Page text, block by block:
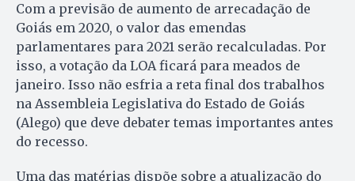
Com a previsão de aumento de arrecadação de
Goiás em 2020, o valor das emendas
parlamentares para 2021 serão recalculadas. Por
isso, a votação da LOA ficará para meados de
janeiro. Isso não esfria a reta final dos trabalhos
na Assembleia Legislativa do Estado de Goiás
(Alego) que deve debater temas importantes antes
do recesso.
Uma das matérias dispõe sobre a atualização do